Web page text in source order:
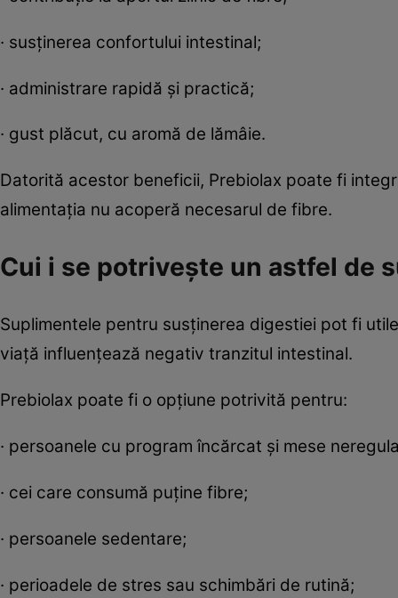
· susținerea confortului intestinal;
· administrare rapidă și practică;
· gust plăcut, cu aromă de lămâie.
Datorită acestor beneficii, Prebiolax poate fi
alimentația nu acoperă necesarul de fibre.
Cui i se potrivește un astfel de
Suplimentele pentru susținerea digestiei pot fi
viață influențează negativ tranzitul intestinal.
Prebiolax poate fi o opțiune potrivită pentru:
· persoanele cu program încărcat și mese
· cei care consumă puține fibre;
· persoanele sedentare;
· perioadele de stres sau schimbări de rutină;